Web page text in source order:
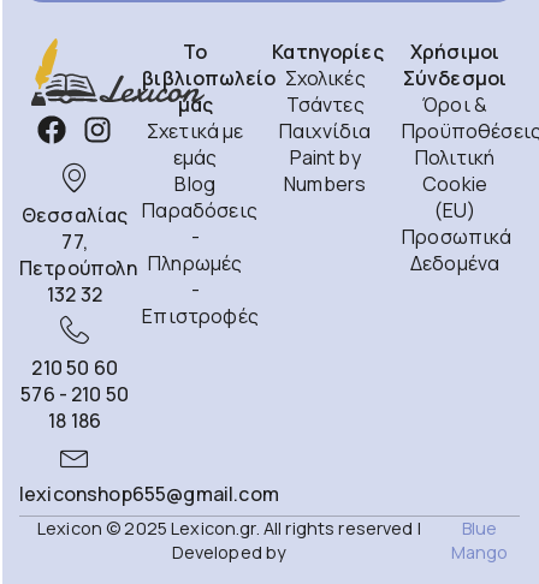
Θεσσαλίας
77,
Πετρούπολη
132 32
210 50 60
576 - 210 50
18 186
lexiconshop655@gmail.com
Το
βιβλιοπωλείο
μας
Σχετικά με
εμάς
Blog
Παραδόσεις
-
Πληρωμές
-
Επιστροφές
Κατηγορίες
Σχολικές
Τσάντες
Παιχνίδια
Paint by
Numbers
Χρήσιμοι
Σύνδεσμοι
Όροι &
Πολιτική
Cookie
(EU)
Προσωπικά
Δεδομένα
Lexicon © 2025 Lexicon.gr. All rights reserved |
Developed by
Blue
Mango